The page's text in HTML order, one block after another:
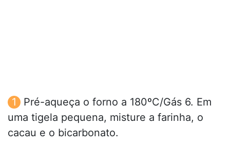
Pré-aqueça o forno a 180ºC/Gás 6. Em
uma tigela pequena, misture a farinha, o
cacau e o bicarbonato.